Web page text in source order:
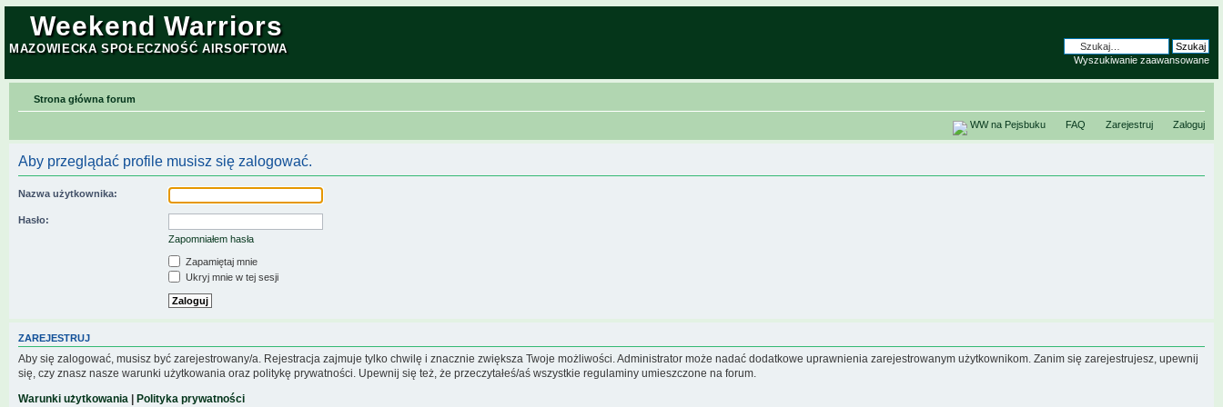
Weekend Warriors
MAZOWIECKA SPOŁECZNOŚĆ AIRSOFTOWA
Wyszukiwanie zaawansowane
Strona główna forum
WW na Pejsbuku FAQ Zarejestruj Zaloguj
Aby przeglądać profile musisz się zalogować.
Nazwa użytkownika:
Hasło:
Zapomniałem hasła
Zapamiętaj mnie
Ukryj mnie w tej sesji
ZAREJESTRUJ
Aby się zalogować, musisz być zarejestrowany/a. Rejestracja zajmuje tylko chwilę i znacznie zwiększa Twoje możliwości. Administrator może nadać dodatkowe uprawnienia zarejestrowanym użytkownikom. Zanim się zarejestrujesz, upewnij
się, czy znasz nasze warunki użytkowania oraz politykę prywatności. Upewnij się też, że przeczytałeś/aś wszystkie regulaminy umieszczone na forum.
Warunki użytkowania
Polityka prywatności